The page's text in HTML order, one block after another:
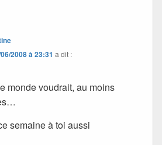
2008 à 23:31 a dit :
monde voudrait, au moins
semaine à toi aussi